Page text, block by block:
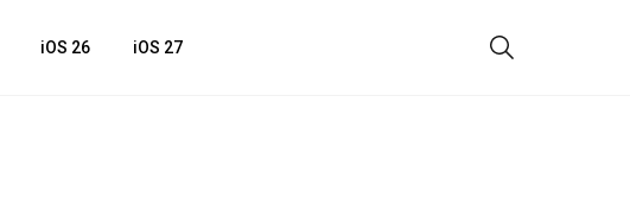
iOS 26 iOS 27